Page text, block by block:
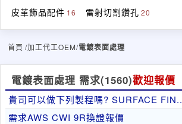
皮革飾品配件 16 雷射切割鑽孔 20
首頁 /加工代工OEM/電鍍表面處理
電鍍表面處理 需求(1560)歡迎報價
貴司可以做下列製程嗎? SURFACE FIN..
需求AWS CWI 9R換證報價